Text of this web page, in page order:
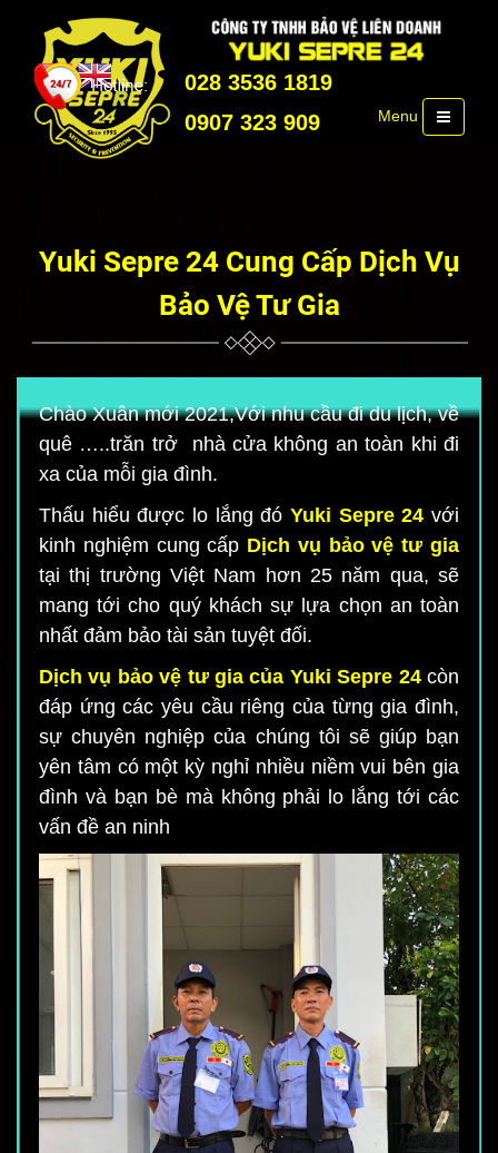
028 3536 1819
0907 323 909
Menu
Yuki Sepre 24 Cung Cấp Dịch Vụ
Bảo Vệ Tư Gia
Chào Xuân mới 2021,Với nhu cầu đi du lịch, về
quê …..trăn trở nhà cửa không an toàn khi đi
xa của mỗi gia đình.
Thấu hiểu được lo lắng đó Yuki Sepre 24 với
kinh nghiệm cung cấp Dịch vụ bảo vệ tư gia
tại thị trường Việt Nam hơn 25 năm qua, sẽ
mang tới cho quý khách sự lựa chọn an toàn
nhất đảm bảo tài sản tuyệt đối.
Dịch vụ bảo vệ tư gia của Yuki Sepre 24còn
đáp ứng các yêu cầu riêng của từng gia đình,
sự chuyên nghiệp của chúng tôi sẽ giúp bạn
yên tâm có một kỳ nghỉ nhiều niềm vui bên gia
đình và bạn bè mà không phải lo lắng tới các
vấn đề an ninh